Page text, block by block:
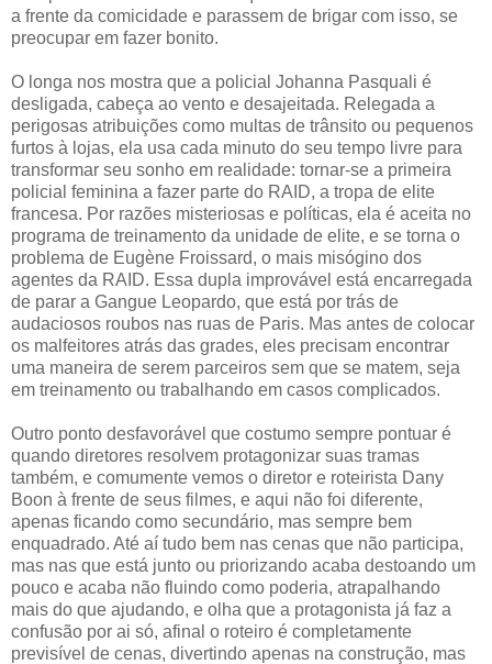
a frente da comicidade e parassem de brigar com isso, se
preocupar em fazer bonito.
O longa nos mostra que a policial Johanna Pasquali é
desligada, cabeça ao vento e desajeitada. Relegada a
perigosas atribuições como multas de trânsito ou pequenos
furtos à lojas, ela usa cada minuto do seu tempo livre para
transformar seu sonho em realidade: tornar-se a primeira
policial feminina a fazer parte do RAID, a tropa de elite
francesa. Por razões misteriosas e políticas, ela é aceita no
programa de treinamento da unidade de elite, e se torna o
problema de Eugène Froissard, o mais misógino dos
agentes da RAID. Essa dupla improvável está encarregada
de parar a Gangue Leopardo, que está por trás de
audaciosos roubos nas ruas de Paris. Mas antes de colocar
os malfeitores atrás das grades, eles precisam encontrar
uma maneira de serem parceiros sem que se matem, seja
em treinamento ou trabalhando em casos complicados.
Outro ponto desfavorável que costumo sempre pontuar é
quando diretores resolvem protagonizar suas tramas
também, e comumente vemos o diretor e roteirista Dany
Boon à frente de seus filmes, e aqui não foi diferente,
apenas ficando como secundário, mas sempre bem
enquadrado. Até aí tudo bem nas cenas que não participa,
mas nas que está junto ou priorizando acaba destoando um
pouco e acaba não fluindo como poderia, atrapalhando
mais do que ajudando, e olha que a protagonista já faz a
confusão por ai só, afinal o roteiro é completamente
previsível de cenas, divertindo apenas na construção, mas